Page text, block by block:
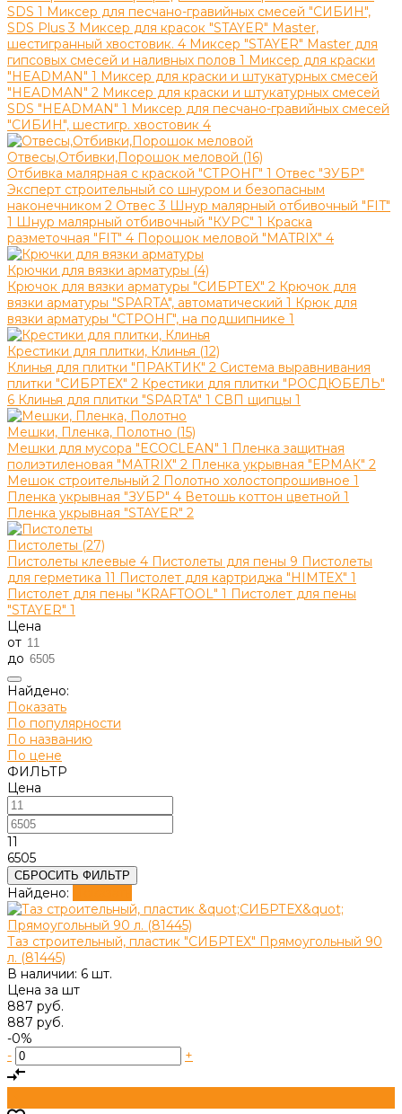
SDS 1 Миксер для песчано-гравийных смесей "СИБИН",
SDS Plus3 Миксер для красок "STAYER" Master,
шестигранный хвостовик. 4 Миксер "STAYER" Master для
гипсовых смесей и наливных полов 1 Миксер для краски
"HEADMAN" 1 Миксер для краски и штукатурных смесей
"HEADMAN" 2 Миксер для краски и штукатурных смесей
SDS "HEADMAN" 1 Миксер для песчано-гравийных смесей
"СИБИН", шестигр. хвостовик 4
Отвесы,Отбивки,Порошок меловой (16)
Отбивка малярная с краской "СТРОНГ" 1 Отвес "ЗУБР"
Эксперт строительный со шнуром и безопасным
наконечником 2 Отвес3 Шнур малярный отбивочный "FIT"
1 Шнур малярный отбивочный "КУРС" 1 Краска
разметочная "FIT" 4 Порошок меловой "MATRIX" 4
Крючки для вязки арматуры (4)
Крючок для вязки арматуры "СИБРТЕХ" 2 Крючок для
вязки арматуры "SPARTA", автоматический 1 Крюк для
вязки арматуры "СТРОНГ", на подшипнике 1
Крестики для плитки, Клинья (12)
Клинья для плитки "ПРАКТИК" 2 Система выравнивания
плитки "СИБРТЕХ" 2 Крестики для плитки "РОСДЮБЕЛЬ"
6 Клинья для плитки "SPARTA" 1 СВП щипцы 1
Мешки, Пленка, Полотно (15)
Мешки для мусора "ECOCLEAN" 1 Пленка защитная
полиэтиленовая "MATRIX" 2 Пленка укрывная "ЕРМАК" 2
Мешок строительный 2 Полотно холостопрошивное 1
Пленка укрывная "ЗУБР" 4 Ветошь коттон цветной 1
Пленка укрывная "STAYER" 2
Пистолеты (27)
Пистолеты клеевые 4 Пистолеты для пены 9 Пистолеты
для герметика 11 Пистолет для картриджа "HIMTEX" 1
Пистолет для пены "KRAFTOOL" 1 Пистолет для пены
"STAYER" 1
Цена
от
до
Найдено:
Показать
По популярности
По названию
По цене
ФИЛЬТР
Цена
11
6505
СБРОСИТЬ ФИЛЬТР
Найдено:
Таз строительный, пластик "СИБРТЕХ" Прямоугольный 90
л. (81445)
В наличии: 6 шт.
Цена за шт
887 руб.
887 руб.
-0%
-
+